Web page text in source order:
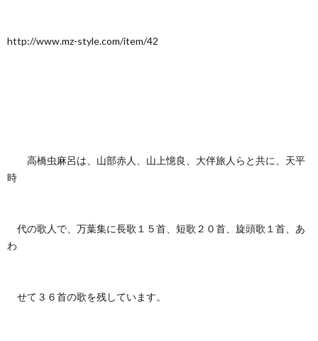
http://www.mz-style.com/item/42
高橋虫麻呂は、山部赤人、山上憶良、大伴旅人らと共に、天平
時
代の歌人で、万葉集に長歌１５首、短歌２０首、旋頭歌１首、あ
わ
せて３６首の歌を残しています。